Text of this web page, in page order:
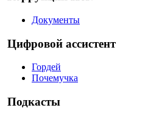
Документы
Цифровой ассистент
Гордей
Почемучка
Подкасты